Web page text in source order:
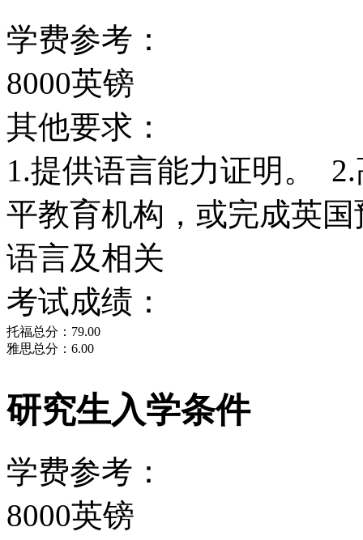
学费参考：
8000英镑
其他要求：
1.提供语言能力证明。
平教育机构，或完成英
语言及相关
考试成绩：
托福总分：79.00
雅思总分：6.00
研究生入学条件
学费参考：
8000英镑